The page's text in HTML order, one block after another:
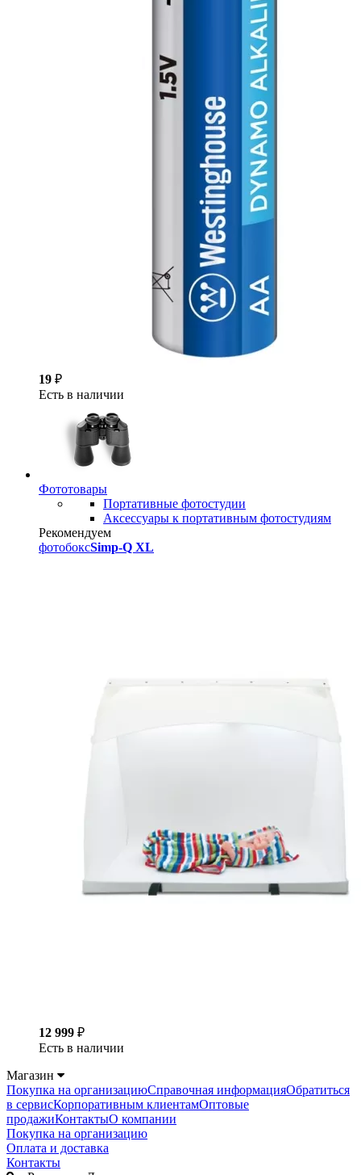
19 ₽
Есть в наличии
Фототовары
Портативные фотостудии
Аксессуары к портативным фотостудиям
Рекомендуем
фотобоксSimp-Q XL
12 999 ₽
Есть в наличии
Магазин
Покупка на организациюСправочная информацияОбратиться
в сервисКорпоративным клиентамОптовые
продажиКонтактыО компании
Покупка на организацию
Оплата и доставка
Контакты